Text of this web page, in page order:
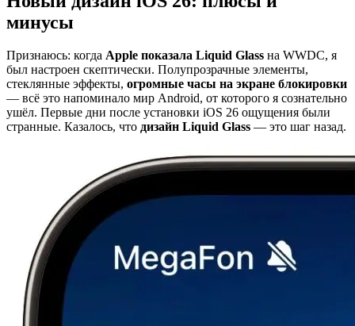
минусы
Признаюсь: когда Apple показала Liquid Glass на WWDC, я
был настроен скептически. Полупрозрачные элементы,
стеклянные эффекты, огромные часы на экране блокировки
— всё это напоминало мир Android, от которого я сознательно
ушёл. Первые дни после установки iOS 26 ощущения были
странные. Казалось, что дизайн Liquid Glass — это шаг назад.